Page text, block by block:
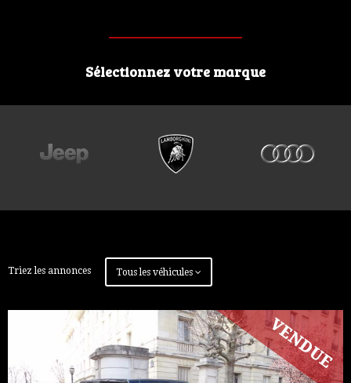
Sélectionnez votre marque
Triez les annonces Tous les véhicules